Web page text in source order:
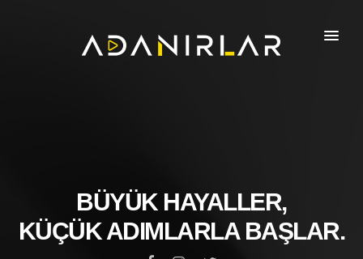
BÜYÜK HAYALLER,
KÜÇÜK ADIMLARLA BAŞLAR.